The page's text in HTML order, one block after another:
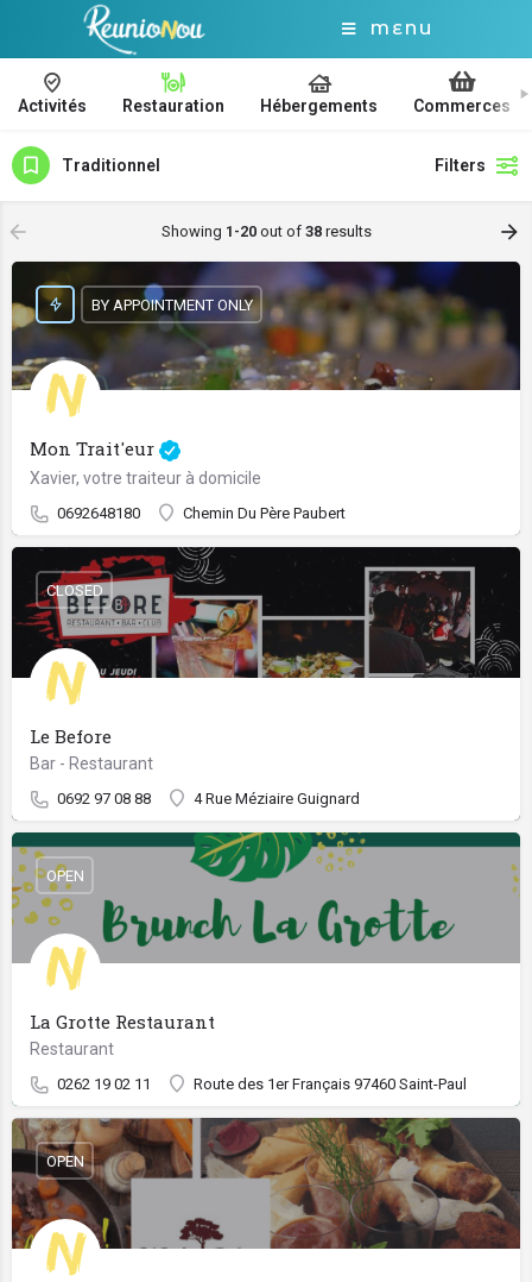
MENU
Activités Restauration Hébergements Commerces
Traditionnel Filters
Showing 1-20out of 38results
Mon Trait'eur
Xavier, votre traiteur à domicile
0692648180 Chemin Du Père Paubert
BY APPOINTMENT ONLY
Le Before
Bar - Restaurant
0692 97 08 88 4 Rue Méziaire Guignard
CLOSED
La Grotte Restaurant
Restaurant
0262 19 02 11 Route des 1er Français 97460 Saint-Paul
OPEN
OPEN